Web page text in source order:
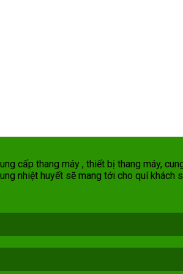
cấp thang máy , thiết bị thang máy,
nhiệt huyết sẽ mang tới cho quí khách